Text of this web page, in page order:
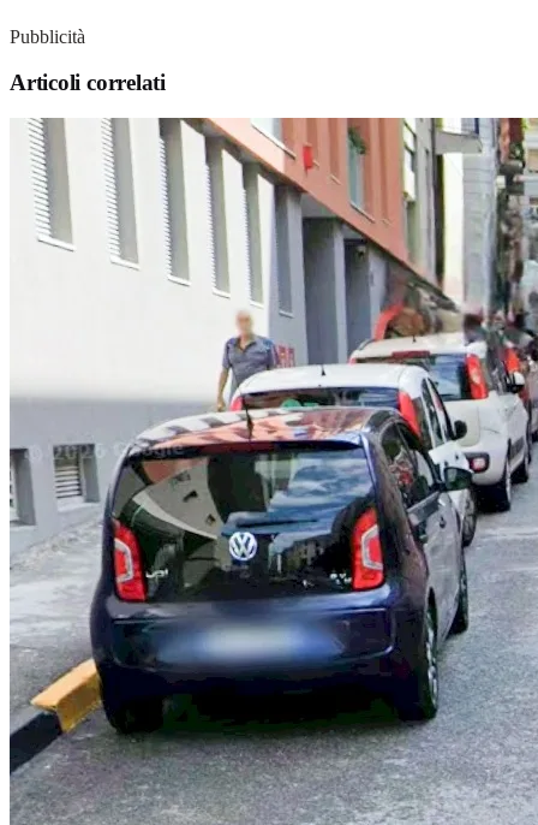
Pubblicità
Articoli correlati